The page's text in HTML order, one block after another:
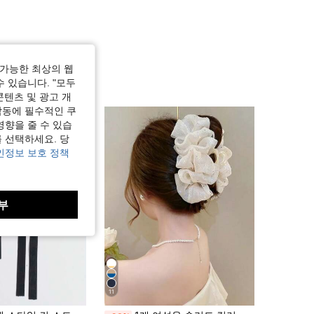
11
능한 최상의 웹
있습니다. "모두
츠 및 광고 개
에 필수적인 쿠
향을 줄 수 있습
선택하세요. 당
정보 보호 정책